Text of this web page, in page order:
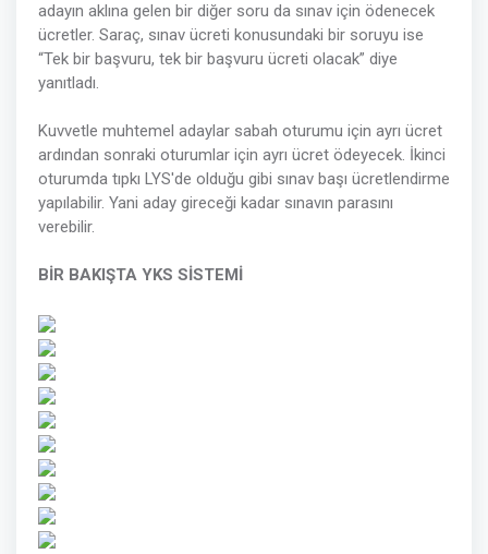
adayın aklına gelen bir diğer soru da sınav için ödenecek
ücretler. Saraç, sınav ücreti konusundaki bir soruyu ise
“Tek bir başvuru, tek bir başvuru ücreti olacak” diye
yanıtladı.
Kuvvetle muhtemel adaylar sabah oturumu için ayrı ücret
ardından sonraki oturumlar için ayrı ücret ödeyecek. İkinci
oturumda tıpkı LYS'de olduğu gibi sınav başı ücretlendirme
yapılabilir. Yani aday gireceği kadar sınavın parasını
verebilir.
BİR BAKIŞTA YKS SİSTEMİ